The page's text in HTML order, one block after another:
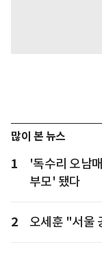
많이 본 뉴스
1
'독수리 오남
부모' 됐다
2 오세훈 "서울